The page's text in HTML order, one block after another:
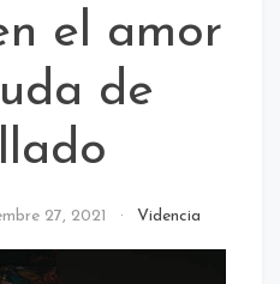
el amor
de
27, 2021 Videncia